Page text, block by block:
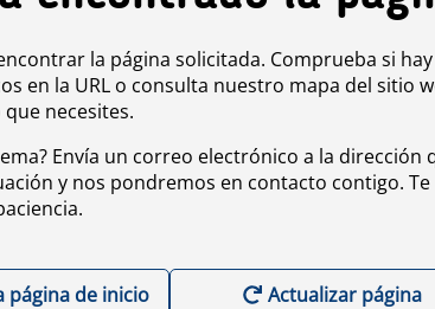
la página solicitada. Comprueba si hay
en la URL o consulta nuestro mapa del sitio
necesites.
Envía un correo electrónico a la dirección
y nos pondremos en contacto contigo. Te
página de inicio Actualizar página